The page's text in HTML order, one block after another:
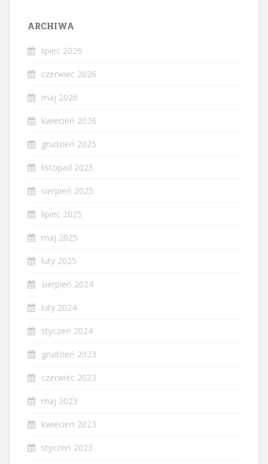
ARCHIWA
lipiec 2026
czerwiec 2026
maj 2026
kwiecień 2026
grudzień 2025
listopad 2025
sierpień 2025
lipiec 2025
maj 2025
luty 2025
sierpień 2024
luty 2024
styczeń 2024
grudzień 2023
czerwiec 2023
maj 2023
kwiecień 2023
styczeń 2023